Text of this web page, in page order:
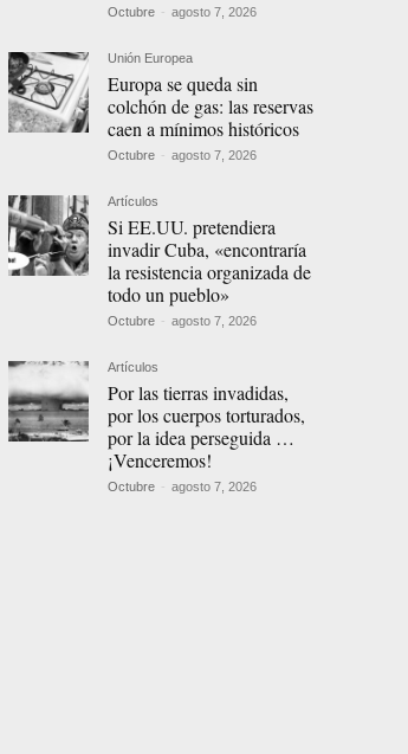
Octubre - agosto 7, 2026
Unión Europea
Europa se queda sin
colchón de gas: las reservas
caen a mínimos históricos
Octubre - agosto 7, 2026
Artículos
Si EE.UU. pretendiera
invadir Cuba, «encontraría
la resistencia organizada de
todo un pueblo»
Octubre - agosto 7, 2026
Artículos
Por las tierras invadidas,
por los cuerpos torturados,
por la idea perseguida …
¡Venceremos!
Octubre - agosto 7, 2026